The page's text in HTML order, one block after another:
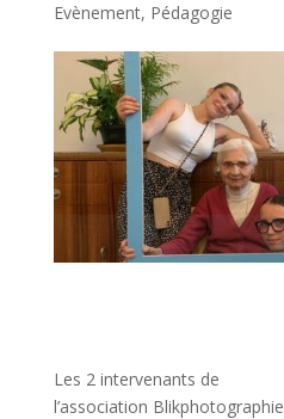
Evènement, Pédagogie
Les 2 intervenants de
l’association Blikphotographie